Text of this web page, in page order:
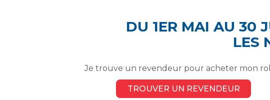
TROUVER UN REVENDEUR
Je trouve un revendeur pour acheter mon
DU 1ER MAI AU 30
LES